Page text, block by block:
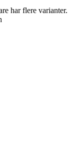
har flere varianter.